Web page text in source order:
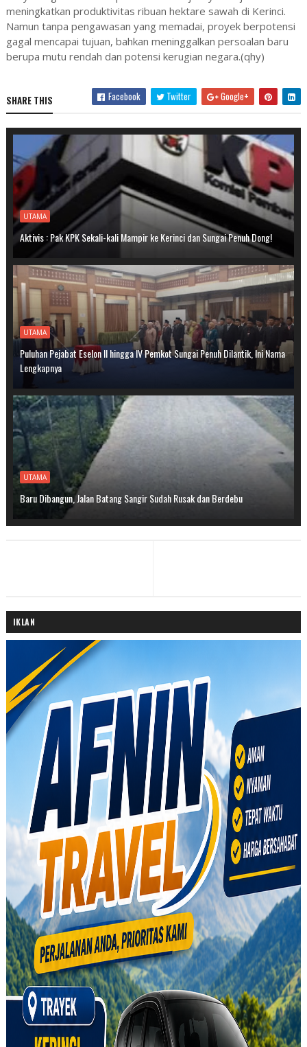
meningkatkan produktivitas ribuan hektare sawah di Kerinci.
Namun tanpa pengawasan yang memadai, proyek berpotensi
gagal mencapai tujuan, bahkan meninggalkan persoalan baru
berupa mutu rendah dan potensi kerugian negara.(qhy)
SHARE THIS Facebook Twitter Google+
UTAMA
Aktivis : Pak KPK Sekali-kali Mampir ke Kerinci dan Sungai Penuh Dong!
UTAMA
Puluhan Pejabat Eselon II hingga IV Pemkot Sungai Penuh Dilantik, Ini Nama
Lengkapnya
UTAMA
Baru Dibangun, Jalan Batang Sangir Sudah Rusak dan Berdebu
IKLAN